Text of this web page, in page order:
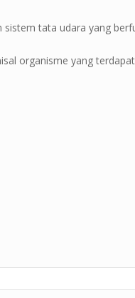
tata udara yang
organisme yang